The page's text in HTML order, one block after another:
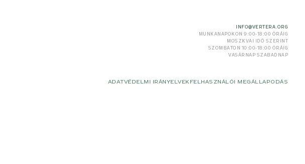
INFO@VERTERA.ORG
MUNKANAPOKON 9:00-18:00 ÓRÁIG
MOSZKVAI IDŐ SZERINT
SZOMBATON 10:00-18:00 ÓRÁIG
VASÁRNAP SZABADNAP
ADATVÉDELMI IRÁNYELVEK FELHASZNÁLÓI MEGÁLLAPODÁS